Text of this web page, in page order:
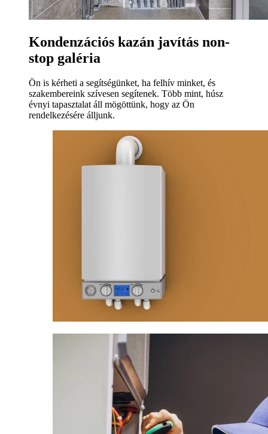
Kondenzációs kazán javítás non-
stop galéria
Ön is kérheti a segítségünket, ha felhív minket, és
szakembereink szívesen segítenek. Több mint, húsz
évnyi tapasztalat áll mögöttünk, hogy az Ön
rendelkezésére álljunk.